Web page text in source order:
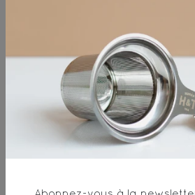
* produit issu de
Envie de